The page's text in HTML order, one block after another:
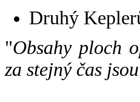
Druhý
"Obsahy ploch
za stejný čas